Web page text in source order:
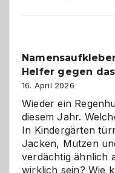
Helfer gegen
16. April 2026
Wieder ein
diesem Jahr.
In Kindergärten
Jacken, Mützen
verdächtig ähnlich
wirklich sein? Wie